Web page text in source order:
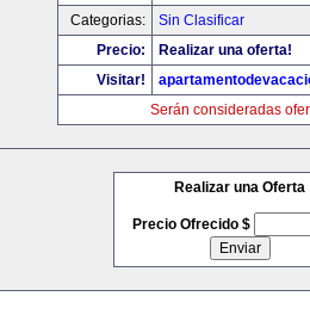
Categorias:
Sin Clasificar
Precio:
Realizar una oferta!
Visitar!
Serán consideradas
Realizar una Oferta
Precio Ofrecido $